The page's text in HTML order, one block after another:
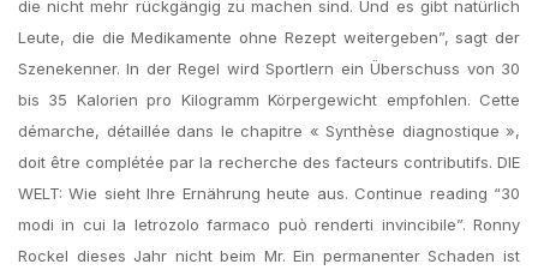
die nicht mehr rückgängig zu machen sind. Und es gibt natürlich
Leute, die die Medikamente ohne Rezept weitergeben”, sagt der
Szenekenner. In der Regel wird Sportlern ein Überschuss von 30
bis 35 Kalorien pro Kilogramm Körpergewicht empfohlen. Cette
démarche, détaillée dans le chapitre « Synthèse diagnostique »,
doit être complétée par la recherche des facteurs contributifs. DIE
WELT: Wie sieht Ihre Ernährung heute aus. Continue reading “30
modi in cui la letrozolo farmaco può renderti invincibile”. Ronny
Rockel dieses Jahr nicht beim Mr. Ein permanenter Schaden ist